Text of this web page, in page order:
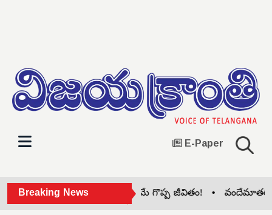
E-Paper
Breaking News
గుర్తుండేలా బ్రతకడమే గొప్ప జీవితం! • వందేమాతరం